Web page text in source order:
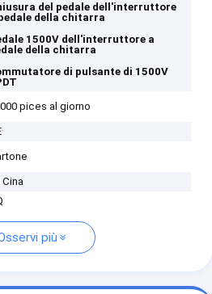
del pedale dell'interruttore
della chitarra
1500V dell'interruttore a
della chitarra
di pulsante di 1500V
pices al giorno
Cina
più